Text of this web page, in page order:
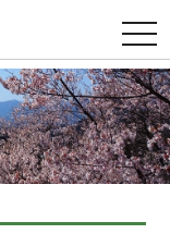
t
o
g
g
l
e
n
a
v
i
t